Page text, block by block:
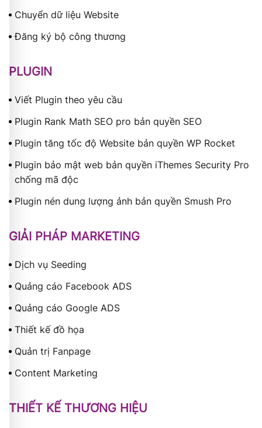
Chuyển dữ liệu Website
Đăng ký bộ công thương
PLUGIN
Viết Plugin theo yêu cầu
Plugin Rank Math SEO pro bản quyền SEO
Plugin tăng tốc độ Website bản quyền WP Rocket
Plugin bảo mật web bản quyền iThemes Security Pro
chống mã độc
Plugin nén dung lượng ảnh bản quyền Smush Pro
GIẢI PHÁP MARKETING
Dịch vụ Seeding
Quảng cáo Facebook ADS
Quảng cáo Google ADS
Thiết kế đồ họa
Quản trị Fanpage
Content Marketing
THIẾT KẾ THƯƠNG HIỆU